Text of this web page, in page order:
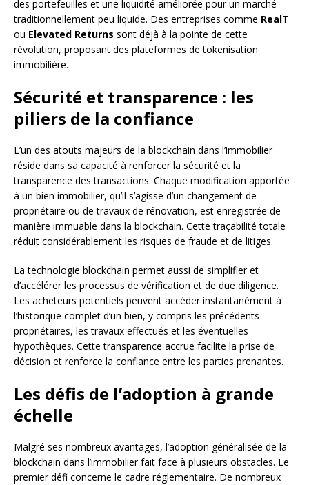
des portefeuilles et une liquidité améliorée pour un marché
traditionnellement peu liquide. Des entreprises comme RealT
ou Elevated Returns sont déjà à la pointe de cette
révolution, proposant des plateformes de tokenisation
immobilière.
Sécurité et transparence : les
piliers de la confiance
L’un des atouts majeurs de la blockchain dans l’immobilier
réside dans sa capacité à renforcer la sécurité et la
transparence des transactions. Chaque modification apportée
à un bien immobilier, qu’il s’agisse d’un changement de
propriétaire ou de travaux de rénovation, est enregistrée de
manière immuable dans la blockchain. Cette traçabilité totale
réduit considérablement les risques de fraude et de litiges.
La technologie blockchain permet aussi de simplifier et
d’accélérer les processus de vérification et de due diligence.
Les acheteurs potentiels peuvent accéder instantanément à
l’historique complet d’un bien, y compris les précédents
propriétaires, les travaux effectués et les éventuelles
hypothèques. Cette transparence accrue facilite la prise de
décision et renforce la confiance entre les parties prenantes.
Les défis de l’adoption à grande
échelle
Malgré ses nombreux avantages, l’adoption généralisée de la
blockchain dans l’immobilier fait face à plusieurs obstacles. Le
premier défi concerne le cadre réglementaire. De nombreux